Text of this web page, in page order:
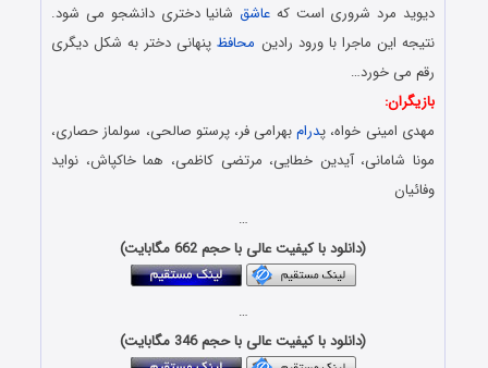
دیوید مرد شروری است که عاشق شانیا دختری دانشجو می شود.
نتیجه این ماجرا با ورود رادین محافظپنهانی دختر به شکل دیگری
رقم می خورد…
بازیگران:
مهدی امینی خواه، پدرامبهرامی فر، پرستو صالحی، سولماز حصاری،
مونا شامانی، آیدین خطایی، مرتضی کاظمی، هما خاکپاش، نواید
وفائیان
…
(دانلود با کیفیت عالی با حجم 662 مگابایت)
…
(دانلود با کیفیت عالی با حجم 346 مگابایت)